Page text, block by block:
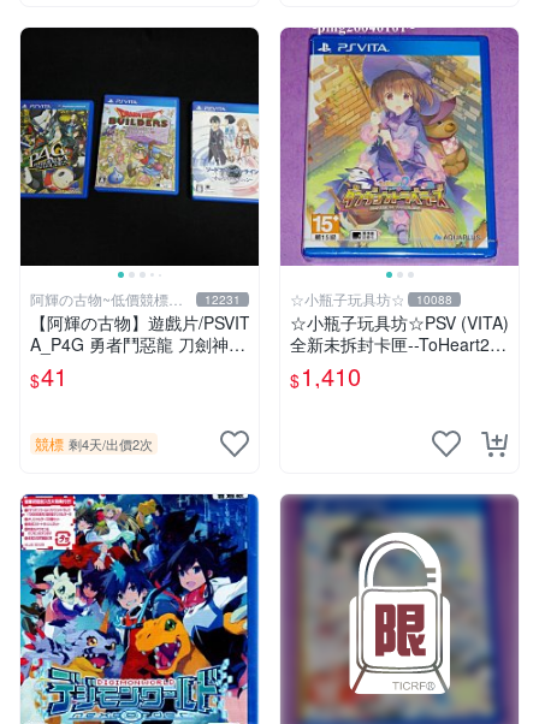
阿輝の古物~低價競標五
六日結標
12231
【阿輝の古物】遊戲片/PSVIT
A_P4G 勇者鬥惡龍 刀劍神域
一批合售_1元起標無底價_#F
31
$41
競標 剩4天/出價2次
☆小瓶子玩具坊☆ 10088
☆小瓶子玩具坊☆PSV (VITA)
全新未拆封卡匣--ToHeart2
迷宮旅人
$1,410